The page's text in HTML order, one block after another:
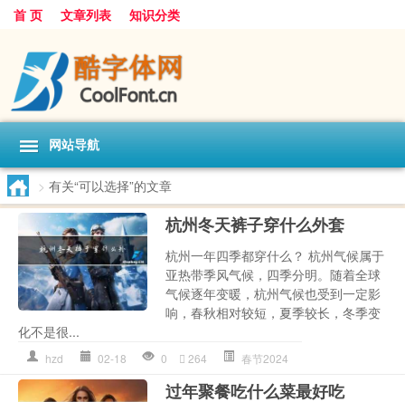
首 页 文章列表 知识分类
网站导航
> 有关“可以选择”的文章
杭州冬天裤子穿什么外套
杭州一年四季都穿什么？ 杭州气候属于
亚热带季风气候，四季分明。随着全球
气候逐年变暖，杭州气候也受到一定影
响，春秋相对较短，夏季较长，冬季变
化不是很...
hzd 02-18 0 264 春节2024
过年聚餐吃什么菜最好吃